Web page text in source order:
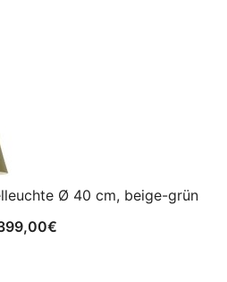
Ø 40 cm, beige-grün
€